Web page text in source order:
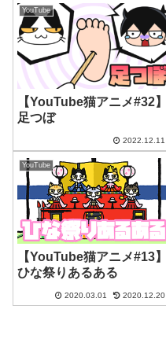
YouTube
【YouTube猫アニメ#32】
足つぼ
2022.12.11
YouTube
【YouTube猫アニメ#13】
ひな祭りあるある
2020.03.01 2020.12.20